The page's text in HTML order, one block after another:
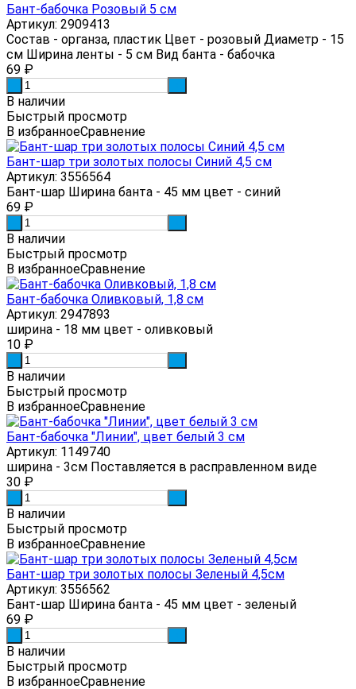
Бант-бабочка Розовый 5 см
Артикул: 2909413
Состав - органза, пластик Цвет - розовый Диаметр - 15
см Ширина ленты - 5 см Вид банта - бабочка
69 ₽
В наличии
Быстрый просмотр
В избранноеСравнение
Бант-шар три золотых полосы Синий 4,5 см
Артикул: 3556564
Бант-шар Ширина банта - 45 мм цвет - синий
69 ₽
В наличии
Быстрый просмотр
В избранноеСравнение
Бант-бабочка Оливковый, 1,8 см
Артикул: 2947893
ширина - 18 мм цвет - оливковый
10 ₽
В наличии
Быстрый просмотр
В избранноеСравнение
Бант-бабочка "Линии", цвет белый 3 см
Артикул: 1149740
ширина - 3см Поставляется в расправленном виде
30 ₽
В наличии
Быстрый просмотр
В избранноеСравнение
Бант-шар три золотых полосы Зеленый 4,5см
Артикул: 3556562
Бант-шар Ширина банта - 45 мм цвет - зеленый
69 ₽
В наличии
Быстрый просмотр
В избранноеСравнение